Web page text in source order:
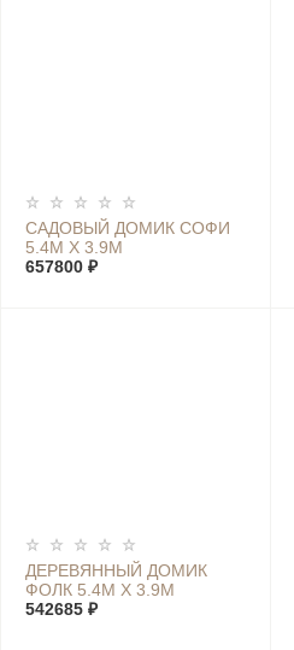
САДОВЫЙ ДОМИК СОФИ
5.4М Х 3.9М
657800 ₽
ДЕРЕВЯННЫЙ ДОМИК
ФОЛК 5.4М Х 3.9М
542685 ₽